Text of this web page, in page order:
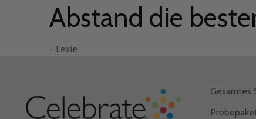
Abstand die
- Lexie
– Brooke F.
- Jennifer M.
– Candis T.
– Gordon E.
- Lexie
Gesamtes